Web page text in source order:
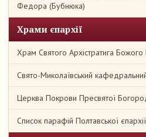
Федора (Бубнюка)
Храми єпархії
Храм Святого Архістратига Божого
Свято-Миколаївський
Церква Покрови Пресвятої
Список парафій Полтавської єпархії